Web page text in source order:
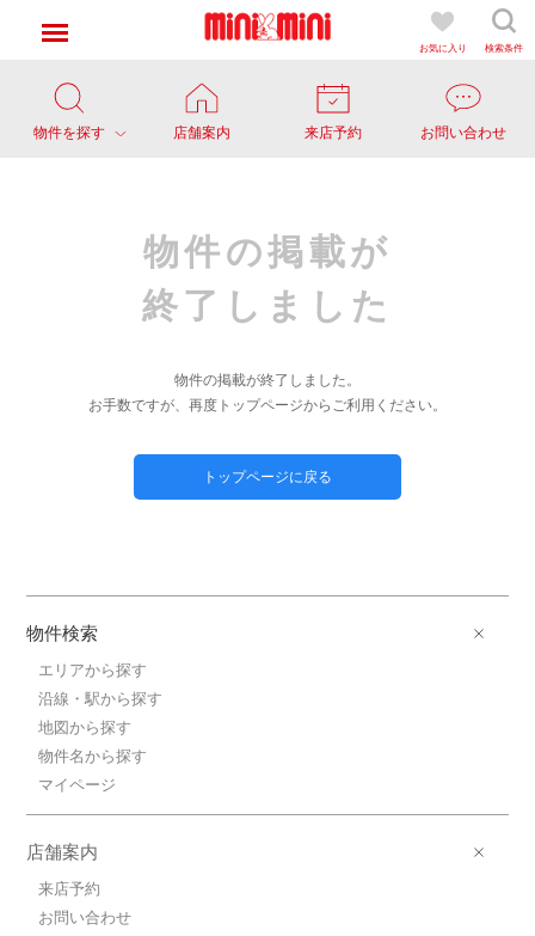
お気に入り 検索条件
物件を探す 店舗案内 来店予約 お問い合わせ
物件の掲載が
終了しました
物件の掲載が終了しました。
お手数ですが、再度トップページからご利用ください。
トップページに戻る
物件検索
エリアから探す
沿線・駅から探す
地図から探す
物件名から探す
マイページ
店舗案内
来店予約
お問い合わせ